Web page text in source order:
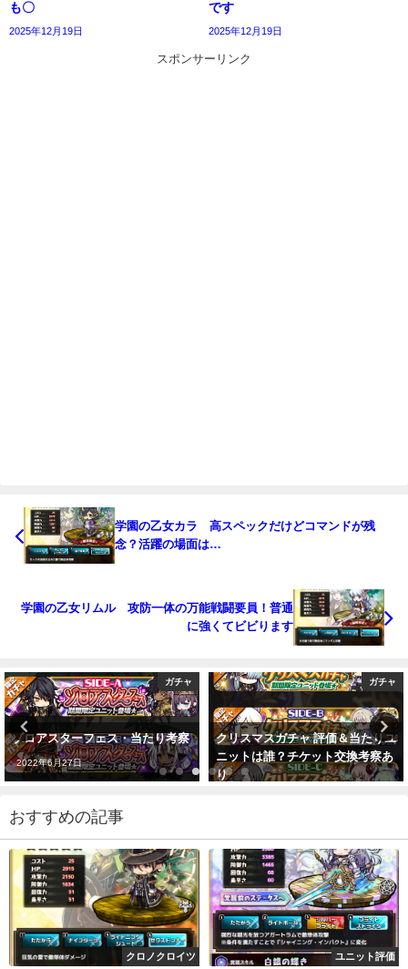
も〇
2025年12月19日
です
2025年12月19日
スポンサーリンク
学園の乙女カラ 高スペックだけどコマンドが残
念？活躍の場面は…
学園の乙女リムル 攻防一体の万能戦闘要員！普通
に強くてビビります
ガチャ
ゾロアスターフェス・当たり考察
2022年6月27日
ガチャ
クリスマスガチャ 評価＆当たりユ
ニットは誰？チケット交換考察あ
り
おすすめの記事
クロノクロイツ ユニット評価